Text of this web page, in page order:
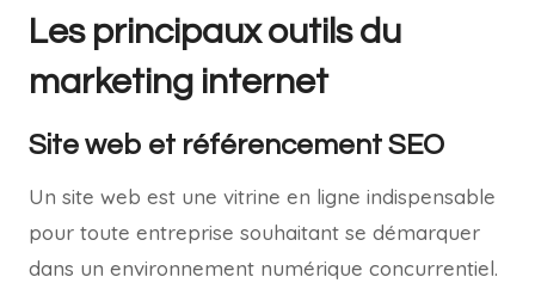
Les principaux outils du
marketing internet
Site web et référencement SEO
Un site web est une vitrine en ligne indispensable
pour toute entreprise souhaitant se démarquer
dans un environnement numérique concurrentiel.